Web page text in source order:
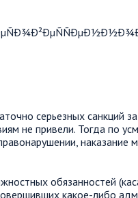
серьезных санкций
не привели. Тогда по
наказание
обязанностей
какое-либо